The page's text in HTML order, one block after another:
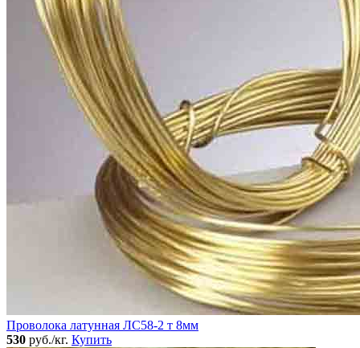
Проволока латунная ЛС58-2 т 8мм
530 руб./кг. Купить